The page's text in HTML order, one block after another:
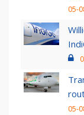
05-
05-